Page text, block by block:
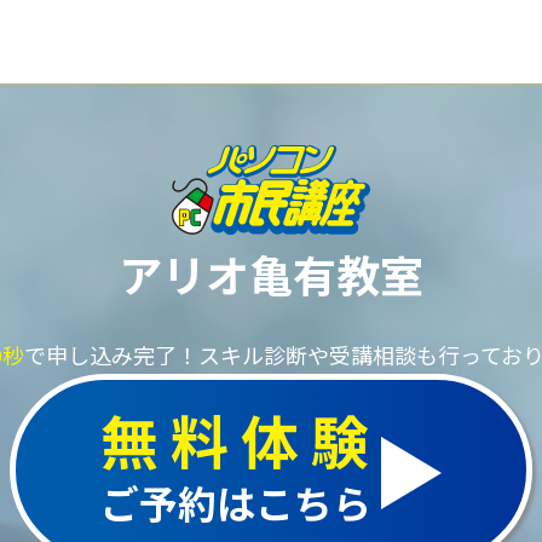
アリオ亀有教室
で申し込み完了！ スキル診断や受講相談も行ってお
無料体験
ご予約はこちら